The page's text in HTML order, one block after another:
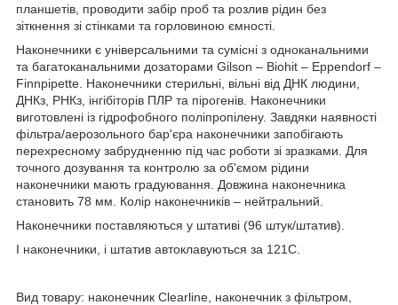
планшетів, проводити забір проб та розлив рідин без
зіткнення зі стінками та горловиною ємності.
Наконечники є універсальними та сумісні з одноканальними
та багатоканальними дозаторами Gilson – Biohit – Eppendorf –
Finnpipette. Наконечники стерильні, вільні від ДНК людини,
ДНКз, РНКз, інгібіторів ПЛР та пірогенів. Наконечники
виготовлені із гідрофобного поліпропілену. Завдяки наявності
фільтра/аерозольного бар'єра наконечники запобігають
перехресному забрудненню під час роботи зі зразками. Для
точного дозування та контролю за об'ємом рідини
наконечники мають градуювання. Довжина наконечника
становить 78 мм. Колір наконечників – нейтральний.
Наконечники поставляються у штативі (96 штук/штатив).
І наконечники, і штатив автоклавуються за 121С.
Вид товару: наконечник Clearline, наконечник з фільтром,